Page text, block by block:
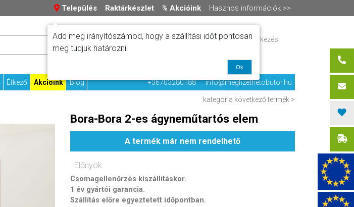
Település Raktárkészlet % Akcióink Hasznos információk >>
Szállítás
Fizetési tudnivalók
Regisztráció / bejelentkezés
Étkező Akcióink Blog +36703280188 info@megfizethetobutor.hu
kategória következő termék >
Bora-Bora 2-es ágyneműtartós elem
A termék már nem rendelhető
Előnyök:
Csomagellenőrzés kiszállításkor.
1 év gyártói garancia.
Szállítás előre egyeztetett időpontban.
Add meg irányítószámod, hogy a szállítási időt pontosan
meg tudjuk határozni!
Ok